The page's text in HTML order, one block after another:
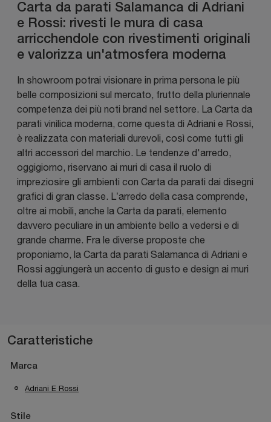
Carta da parati Salamanca di Adriani
e Rossi: rivesti le mura di casa
arricchendole con rivestimenti originali
e valorizza un'atmosfera moderna
In showroom potrai visionare in prima persona le più
belle composizioni sul mercato, frutto della pluriennale
competenza dei più noti brand nel settore. La Carta da
parati vinilica moderna, come questa di Adriani e Rossi,
è realizzata con materiali durevoli, così come tutti gli
altri accessori del marchio. Le tendenze d'arredo,
oggigiorno, riservano ai muri di casa il ruolo di
impreziosire gli ambienti con Carta da parati dai disegni
grafici di gran classe. L’arredo della casa comprende,
oltre ai mobili, anche la Carta da parati, elemento
davvero peculiare in un ambiente bello a vedersi e di
grande charme. Fra le diverse proposte che
proponiamo, la Carta da parati Salamanca di Adriani e
Rossi aggiungerà un accento di gusto e design ai muri
della tua casa.
Caratteristiche
Marca
Adriani E Rossi
Stile